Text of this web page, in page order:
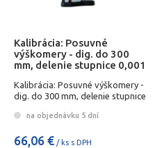
Kalibrácia: Posuvné
výškomery - dig. do 300
mm, delenie stupnice 0,001
Kalibrácia: Posuvné výškomery -
dig. do 300 mm, delenie stupnice
na objednávku 5 dní
66,06 € / ks s DPH